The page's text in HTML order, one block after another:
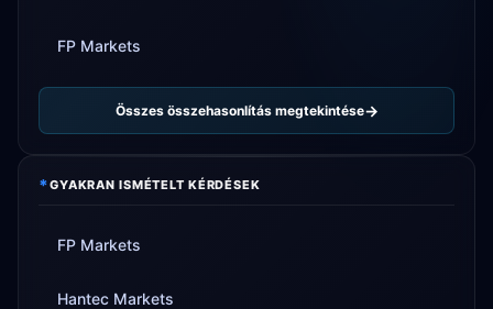
FP Markets
Összes összehasonlítás megtekintése
*GYAKRAN ISMÉTELT KÉRDÉSEK
FP Markets
Hantec Markets